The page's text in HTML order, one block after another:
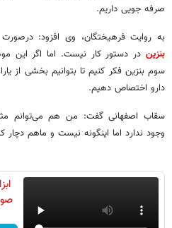
صرفه جویی داریم.
به روایت فرهیختگان، وی افزود: درصورت
بنزین در دستور کار نیست. اما اگر
سوم بنزین فکر کنیم تا بتوانیم بخشی از
دارو اختصاص دهیم.
سقاب اصفهانی گفت: من هم می‌توانم
وجود ندارد اما اینگونه نیست و ماهم دچار